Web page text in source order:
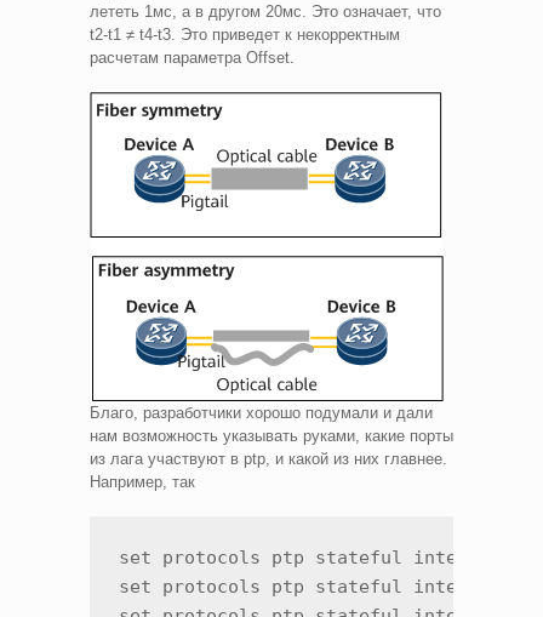
лететь 1мс, а в другом 20мс. Это означает, что
t2-t1 ≠ t4-t3. Это приведет к некорректным
расчетам параметра Offset.
Благо, разработчики хорошо подумали и дали
нам возможность указывать руками, какие порты
из лага участвуют в ptp, и какой из них главнее.
Например, так
set protocols ptp stateful interface
set protocols ptp stateful interface